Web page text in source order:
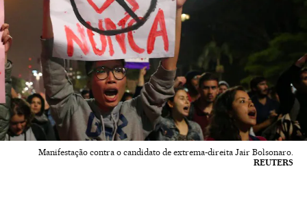
Manifestação contra o candidato de extrema-direita Jair Bolsonaro.
REUTERS